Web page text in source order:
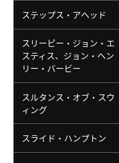
ステップス・アヘッド
スリーピー・ジョン・エ
スティス、ジョン・ヘン
リー・バービー
スルタンス・オブ・スウ
ィング
スライド・ハンプトン